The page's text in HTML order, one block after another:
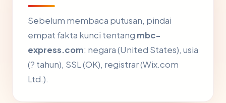
Sebelum membaca putusan, pindai
empat fakta kunci tentang mbc-
express.com: negara (United States), usia
(? tahun), SSL (OK), registrar (Wix.com
Ltd.).